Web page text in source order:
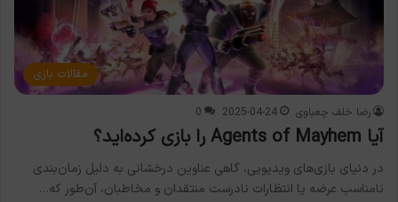
مقالات بازی
رضا خلف چعباوی 2025-04-24
0
آیا Agents of Mayhem را بازی کرده‌اید؟
در دنیای بازی‌های ویدیویی، گاهی عناوین درخشانی به دلیل زمان‌بندی
نامناسب عرضه یا انتظارات نادرست منتقدان و مخاطبان، آن‌طور که…